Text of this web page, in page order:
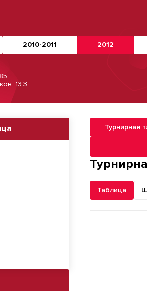
2010-2011 2012
13.3
Турнирная
Навигация по
Таблица